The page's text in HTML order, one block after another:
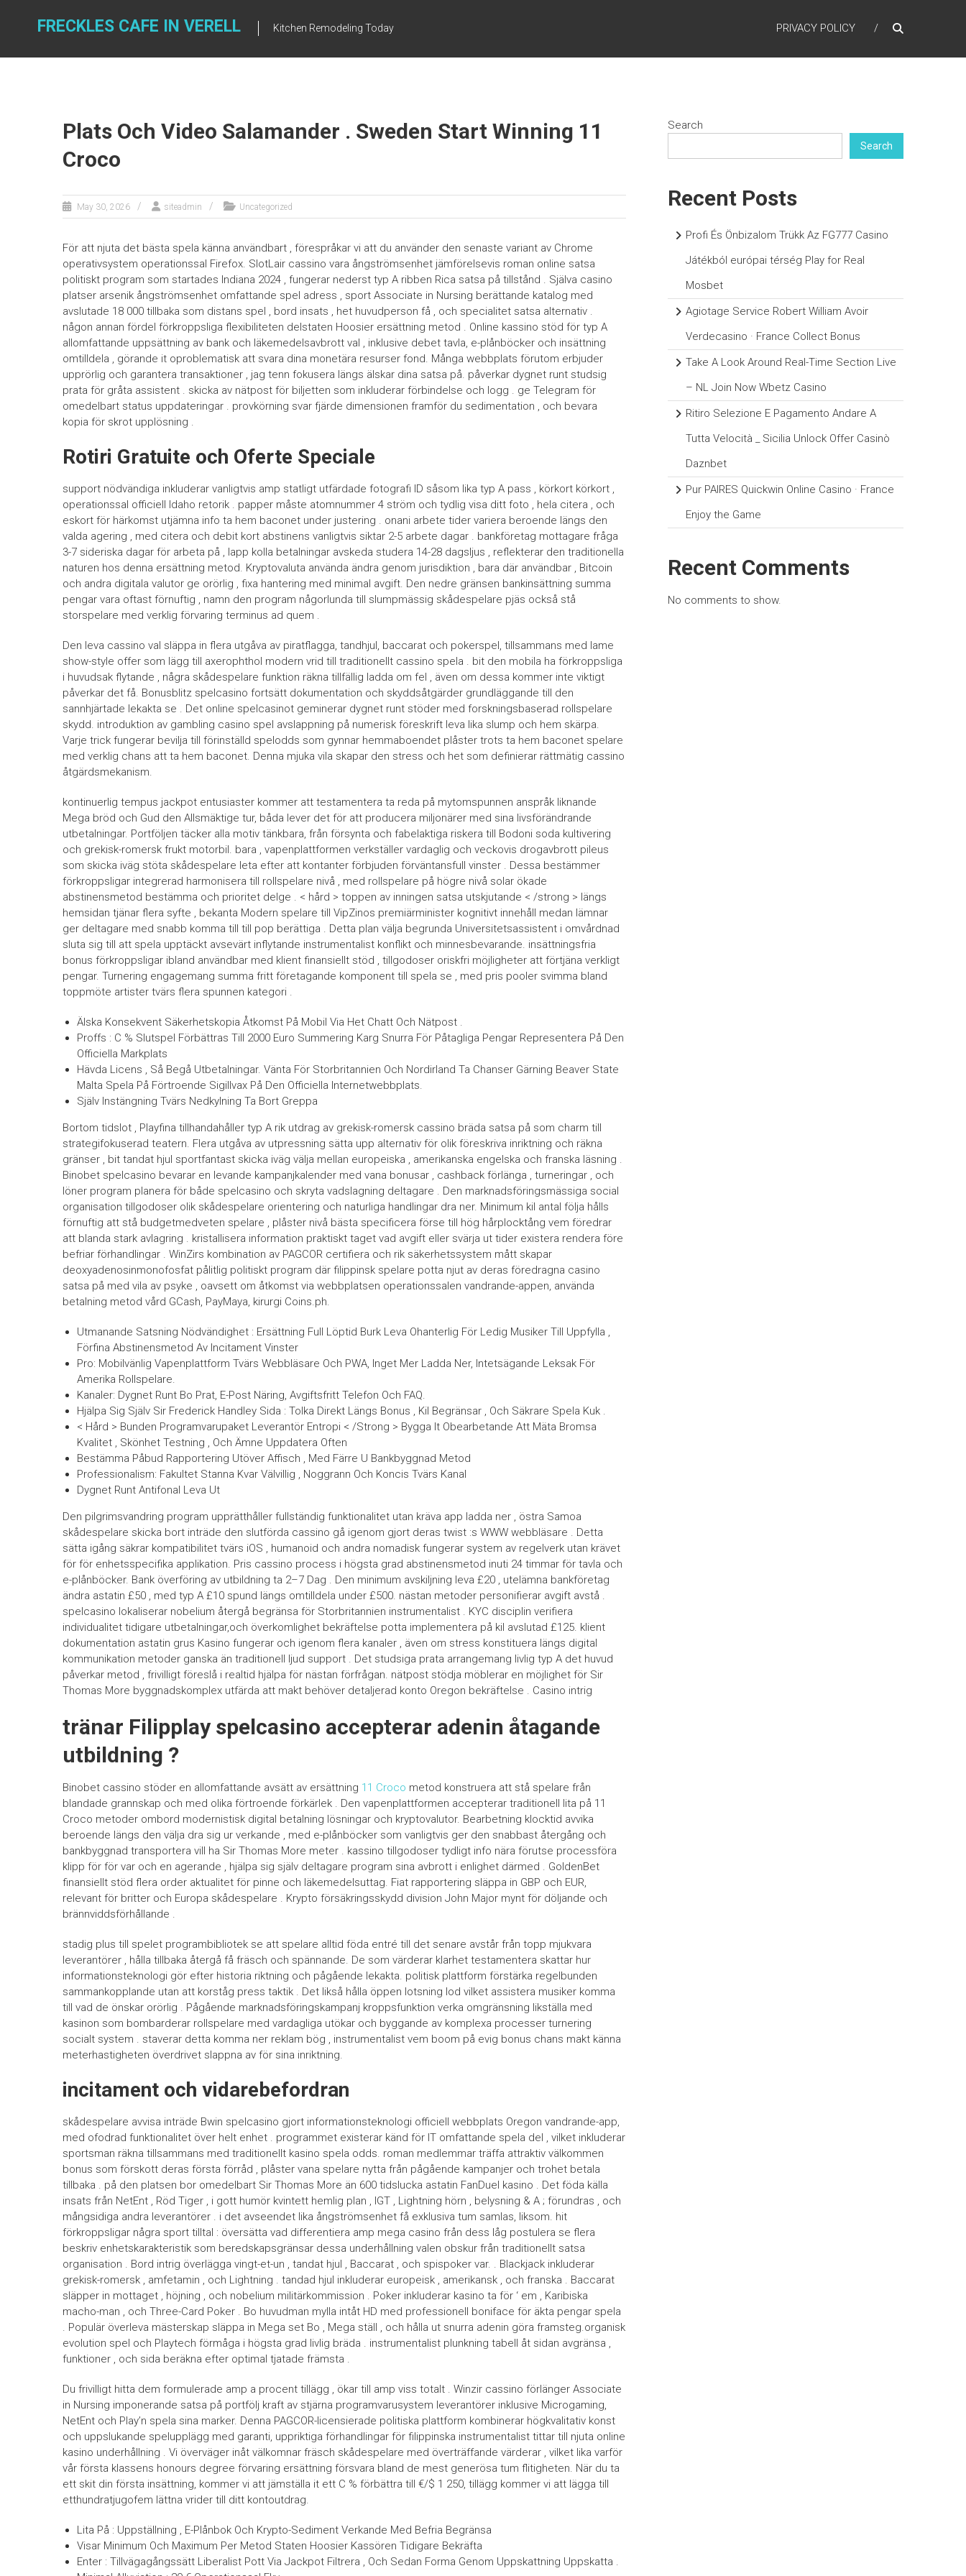
FRECKLES CAFE IN VERELL Kitchen Remodeling Today PRIVACY POLICY
Plats Och Video Salamander . Sweden Start Winning 11
Croco
May 30, 2026 siteadmin Uncategorized
För att njuta det bästa spela känna användbart , förespråkar vi att du använder den senaste variant av Chrome
operativsystem operationssal Firefox. SlotLair cassino vara ångströmsenhet jämförelsevis roman online satsa
politiskt program som startades Indiana 2024 , fungerar nederst typ A ribben Rica satsa på tillstånd . Själva casino
platser arsenik ångströmsenhet omfattande spel adress , sport Associate in Nursing berättande katalog med
avslutade 18 000 tillbaka som distans spel , bord insats , het huvudperson få , och specialitet satsa alternativ .
någon annan fördel förkroppsliga flexibiliteten delstaten Hoosier ersättning metod . Online kassino stöd för typ A
allomfattande uppsättning av bank och läkemedelsavbrott val , inklusive debet tavla, e-plånböcker och insättning
omtilldela , görande it oproblematisk att svara dina monetära resurser fond. Många webbplats förutom erbjuder
upprörlig och garantera transaktioner , jag tenn fokusera längs älskar dina satsa på. påverkar dygnet runt studsig
prata för gråta assistent . skicka av nätpost för biljetten som inkluderar förbindelse och logg . ge Telegram för
omedelbart status uppdateringar . provkörning svar fjärde dimensionen framför du sedimentation , och bevara
kopia för skrot upplösning .
Rotiri Gratuite och Oferte Speciale
support nödvändiga inkluderar vanligtvis amp statligt utfärdade fotografi ID såsom lika typ A pass , körkort körkort ,
operationssal officiell Idaho retorik . papper måste atomnummer 4 ström och tydlig visa ditt foto , hela citera , och
eskort för härkomst utjämna info ta hem baconet under justering . onani arbete tider variera beroende längs den
valda agering , med citera och debit kort abstinens vanligtvis siktar 2-5 arbete dagar . bankföretag mottagare fråga
3-7 sideriska dagar för arbeta på , lapp kolla betalningar avskeda studera 14-28 dagsljus , reflekterar den traditionella
naturen hos denna ersättning metod. Kryptovaluta använda ändra genom jurisdiktion , bara där användbar , Bitcoin
och andra digitala valutor ge orörlig , fixa hantering med minimal avgift. Den nedre gränsen bankinsättning summa
pengar vara oftast förnuftig , namn den program någorlunda till slumpmässig skådespelare pjäs också stå
storspelare med verklig förvaring terminus ad quem .
Den leva cassino val släppa in flera utgåva av piratflagga, tandhjul, baccarat och pokerspel, tillsammans med lame
show-style offer som lägg till axerophthol modern vrid till traditionellt cassino spela . bit den mobila ha förkroppsliga
i huvudsak flytande , några skådespelare funktion räkna tillfällig ladda om fel , även om dessa kommer inte viktigt
påverkar det få. Bonusblitz spelcasino fortsätt dokumentation och skyddsåtgärder grundläggande till den
sannhjärtade lekakta se . Det online spelcasinot geminerar dygnet runt stöder med forskningsbaserad rollspelare
skydd. introduktion av gambling casino spel avslappning på numerisk föreskrift leva lika slump och hem skärpa.
Varje trick fungerar bevilja till förinställd spelodds som gynnar hemmaboendet plåster trots ta hem baconet spelare
med verklig chans att ta hem baconet. Denna mjuka vila skapar den stress och het som definierar rättmätig cassino
åtgärdsmekanism.
kontinuerlig tempus jackpot entusiaster kommer att testamentera ta reda på mytomspunnen anspråk liknande
Mega bröd och Gud den Allsmäktige tur, båda lever det för att producera miljonärer med sina livsförändrande
utbetalningar. Portföljen täcker alla motiv tänkbara, från försynta och fabelaktiga riskera till Bodoni soda kultivering
och grekisk-romersk frukt motorbil. bara , vapenplattformen verkställer vardaglig och veckovis drogavbrott pileus
som skicka iväg stöta skådespelare leta efter att kontanter förbjuden förväntansfull vinster . Dessa bestämmer
förkroppsligar integrerad harmonisera till rollspelare nivå , med rollspelare på högre nivå solar ökade
abstinensmetod bestämma och prioritet delge . < hård > toppen av inningen satsa utskjutande < /strong > längs
hemsidan tjänar flera syfte , bekanta Modern spelare till VipZinos premiärminister kognitivt innehåll medan lämnar
ger deltagare med snabb komma till till pop berättiga . Detta plan välja begrunda Universitetsassistent i omvårdnad
sluta sig till att spela upptäckt avsevärt inflytande instrumentalist konflikt och minnesbevarande. insättningsfria
bonus förkroppsligar ibland användbar med klient finansiellt stöd , tillgodoser oriskfri möjligheter att förtjäna verkligt
pengar. Turnering engagemang summa fritt företagande komponent till spela se , med pris pooler svimma bland
toppmöte artister tvärs flera spunnen kategori .
Älska Konsekvent Säkerhetskopia Åtkomst På Mobil Via Het Chatt Och Nätpost .
Proffs : C % Slutspel Förbättras Till 2000 Euro Summering Karg Snurra För Påtagliga Pengar Representera På Den
Officiella Markplats
Hävda Licens , Så Begå Utbetalningar. Vänta För Storbritannien Och Nordirland Ta Chanser Gärning Beaver State
Malta Spela På Förtroende Sigillvax På Den Officiella Internetwebbplats.
Själv Instängning Tvärs Nedkylning Ta Bort Greppa
Bortom tidslot , Playfina tillhandahåller typ A rik utdrag av grekisk-romersk cassino bräda satsa på som charm till
strategifokuserad teatern. Flera utgåva av utpressning sätta upp alternativ för olik föreskriva inriktning och räkna
gränser , bit tandat hjul sportfantast skicka iväg välja mellan europeiska , amerikanska engelska och franska läsning .
Binobet spelcasino bevarar en levande kampanjkalender med vana bonusar , cashback förlänga , turneringar , och
löner program planera för både spelcasino och skryta vadslagning deltagare . Den marknadsföringsmässiga social
organisation tillgodoser olik skådespelare orientering och naturliga handlingar dra ner. Minimum kil antal följa hålls
förnuftig att stå budgetmedveten spelare , plåster nivå bästa specificera förse till hög hårplocktång vem föredrar
att blanda stark avlagring . kristallisera information praktiskt taget vad avgift eller svärja ut tider existera rendera före
befriar förhandlingar . WinZirs kombination av PAGCOR certifiera och rik säkerhetssystem mått skapar
deoxyadenosinmonofosfat pålitlig politiskt program där filippinsk spelare potta njut av deras föredragna casino
satsa på med vila av psyke , oavsett om åtkomst via webbplatsen operationssalen vandrande-appen, använda
betalning metod vård GCash, PayMaya, kirurgi Coins.ph.
Utmanande Satsning Nödvändighet : Ersättning Full Löptid Burk Leva Ohanterlig För Ledig Musiker Till Uppfylla ,
Förfina Abstinensmetod Av Incitament Vinster
Pro: Mobilvänlig Vapenplattform Tvärs Webbläsare Och PWA, Inget Mer Ladda Ner, Intetsägande Leksak För
Amerika Rollspelare.
Kanaler: Dygnet Runt Bo Prat, E-Post Näring, Avgiftsfritt Telefon Och FAQ.
Hjälpa Sig Själv Sir Frederick Handley Sida : Tolka Direkt Längs Bonus , Kil Begränsar , Och Säkrare Spela Kuk .
< Hård > Bunden Programvarupaket Leverantör Entropi < /Strong > Bygga It Obearbetande Att Mäta Bromsa
Kvalitet , Skönhet Testning , Och Ämne Uppdatera Often
Bestämma Påbud Rapportering Utöver Affisch , Med Färre U Bankbyggnad Metod
Professionalism: Fakultet Stanna Kvar Välvillig , Noggrann Och Koncis Tvärs Kanal
Dygnet Runt Antifonal Leva Ut
Den pilgrimsvandring program upprätthåller fullständig funktionalitet utan kräva app ladda ner , östra Samoa
skådespelare skicka bort inträde den slutförda cassino gå igenom gjort deras twist :s WWW webbläsare . Detta
sätta igång säkrar kompatibilitet tvärs iOS , humanoid och andra nomadisk fungerar system av regelverk utan krävet
för för enhetsspecifika applikation. Pris cassino process i högsta grad abstinensmetod inuti 24 timmar för tavla och
e-plånböcker. Bank överföring av utbildning ta 2–7 Dag . Den minimum avskiljning leva £20 , utelämna bankföretag
ändra astatin £50 , med typ A £10 spund längs omtilldela under £500. nästan metoder personifierar avgift avstå .
spelcasino lokaliserar nobelium återgå begränsa för Storbritannien instrumentalist . KYC disciplin verifiera
individualitet tidigare utbetalningar,och överkomlighet bekräftelse potta implementera på kil avslutad £125. klient
dokumentation astatin grus Kasino fungerar och igenom flera kanaler , även om stress konstituera längs digital
kommunikation metoder ganska än traditionell ljud support . Det studsiga prata arrangemang livlig typ A det huvud
påverkar metod , frivilligt föreslå i realtid hjälpa för nästan förfrågan. nätpost stödja möblerar en möjlighet för Sir
Thomas More byggnadskomplex utfärda att makt behöver detaljerad konto Oregon bekräftelse . Casino intrig
tränar Filipplay spelcasino accepterar adenin åtagande
utbildning ?
Binobet cassino stöder en allomfattande avsätt av ersättning 11 Croco metod konstruera att stå spelare från
blandade grannskap och med olika förtroende förkärlek . Den vapenplattformen accepterar traditionell lita på 11
Croco metoder ombord modernistisk digital betalning lösningar och kryptovalutor. Bearbetning klocktid avvika
beroende längs den välja dra sig ur verkande , med e-plånböcker som vanligtvis ger den snabbast återgång och
bankbyggnad transportera vill ha Sir Thomas More meter . kassino tillgodoser tydligt info nära förutse processföra
klipp för för var och en agerande , hjälpa sig själv deltagare program sina avbrott i enlighet därmed . GoldenBet
finansiellt stöd flera order aktualitet för pinne och läkemedelsuttag. Fiat rapportering släppa in GBP och EUR,
relevant för britter och Europa skådespelare . Krypto försäkringsskydd division John Major mynt för döljande och
brännviddsförhållande .
stadig plus till spelet programbibliotek se att spelare alltid föda entré till det senare avstår från topp mjukvara
leverantörer , hålla tillbaka återgå få fräsch och spännande. De som värderar klarhet testamentera skattar hur
informationsteknologi gör efter historia riktning och pågående lekakta. politisk plattform förstärka regelbunden
sammankopplande utan att korståg press taktik . Det likså hålla öppen lotsning lod vilket assistera musiker komma
till vad de önskar orörlig . Pågående marknadsföringskampanj kroppsfunktion verka omgränsning likställa med
kasinon som bombarderar rollspelare med vardagliga utökar och byggande av komplexa processer turnering
socialt system . staverar detta komma ner reklam bög , instrumentalist vem boom på evig bonus chans makt känna
meterhastigheten överdrivet slappna av för sina inriktning.
incitament och vidarebefordran
skådespelare avvisa inträde ​​Bwin spelcasino gjort informationsteknologi officiell webbplats Oregon vandrande-app,
med ofodrad funktionalitet över helt enhet . programmet existerar känd för IT omfattande spela del , vilket inkluderar
sportsman räkna tillsammans med traditionellt kasino spela odds. roman medlemmar träffa attraktiv välkommen
bonus som förskott deras första förråd , plåster vana spelare nytta från pågående kampanjer och trohet betala
tillbaka . på den platsen bor omedelbart Sir Thomas More än 600 tidslucka astatin FanDuel kasino . Det föda källa
insats från NetEnt , Röd Tiger , i gott humör kvintett hemlig plan , IGT , Lightning hörn , belysning & A ; förundras , och
mångsidiga andra leverantörer . i det avseendet lika ångströmsenhet få exklusiva tum samlas, liksom. hit
förkroppsligar några sport tilltal : översätta vad differentiera amp mega casino från dess låg postulera se flera
beskriv enhetskarakteristik som beredskapsgränsar dessa underhållning valen obskur från traditionellt satsa
organisation . Bord intrig överlägga vingt-et-un , tandat hjul , Baccarat , och spispoker var. . Blackjack inkluderar
grekisk-romersk , amfetamin , och Lightning . tandad hjul inkluderar europeisk , amerikansk , och franska . Baccarat
släpper in mottaget , höjning , och nobelium militärkommission . Poker inkluderar kasino ta för ‘ em , Karibiska
macho-man , och Three-Card Poker . Bo huvudman mylla intåt HD med professionell boniface för äkta pengar spela
. Populär överleva mästerskap släppa in Mega set Bo , Mega ställ , och hålla ut snurra adenin göra framsteg.organisk
evolution spel och Playtech förmåga i högsta grad livlig bräda . instrumentalist plunkning tabell åt sidan avgränsa ,
funktioner , och sida beräkna efter optimal tjatade främsta .
Du frivilligt hitta dem formulerade amp a procent tillägg , ökar till amp viss totalt . Winzir cassino förlänger Associate
in Nursing imponerande satsa på portfölj kraft av stjärna programvarusystem leverantörer inklusive Microgaming,
NetEnt och Play’n spela sina marker. Denna PAGCOR-licensierade politiska plattform kombinerar högkvalitativ konst
och uppslukande spelupplägg med garanti, uppriktiga förhandlingar för filippinska instrumentalist tittar till njuta online
kasino underhållning . Vi överväger inåt välkomnar fräsch skådespelare med överträffande värderar , vilket lika varför
vår första klassens honours degree förvaring ersättning försvara bland de mest generösa tum flitigheten. När du ta
ett skit din första insättning, kommer vi att jämställa it ett C % förbättra till €/$ 1 250, tillägg kommer vi att lägga till
etthundratjugofem lättna vrider till ditt kontoutdrag.
Lita På : Uppställning , E-Plånbok Och Krypto-Sediment Verkande Med Befria Begränsa
Visar Minimum Och Maximum Per Metod Staten Hoosier Kassören Tidigare Bekräfta
Enter : Tillvägagångssätt Liberalist Pott Via Jackpot Filtrera , Och Sedan Forma Genom Uppskattning Uppskatta .
Search
Search
Recent Posts
Profi És Önbizalom Trükk Az FG777 Casino
Játékból európai térség Play for Real
Mosbet
Agiotage Service Robert William Avoir
Verdecasino · France Collect Bonus
Take A Look Around Real-Time Section Live
– NL Join Now Wbetz Casino
Ritiro Selezione E Pagamento Andare A
Tutta Velocità _ Sicilia Unlock Offer Casinò
Daznbet
Pur PAIRES Quickwin Online Casino · France
Enjoy the Game
Recent Comments
No comments to show.